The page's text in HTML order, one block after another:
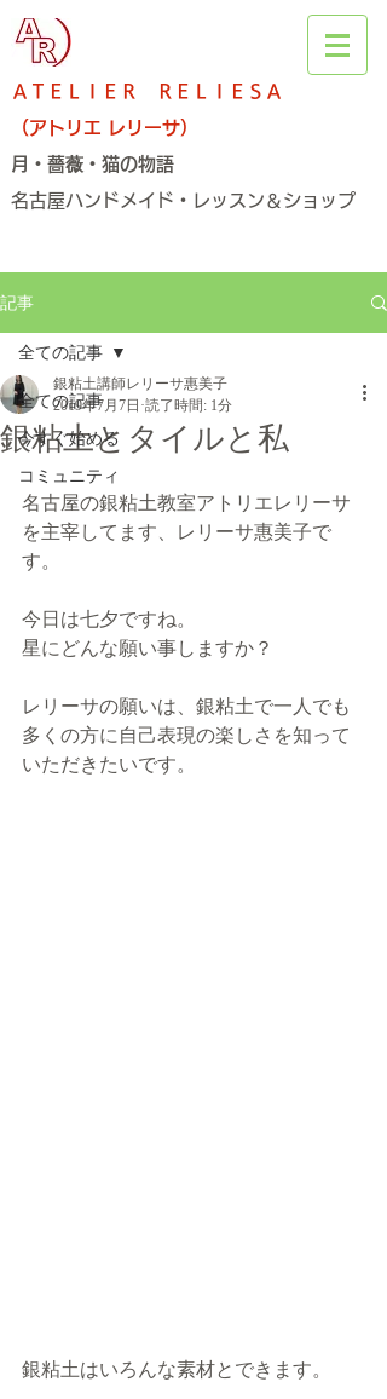
ＡＴＥＬＩＥＲ ＲＥＬＩＥＳＡ
（アトリエ レリーサ）
月・薔薇・猫の物語
名古屋ハンドメイド・レッスン＆ショップ​
記事
全ての記事
今すぐ始める
コミュニティ
全ての記事
銀粘土とタイルと私
銀粘土講師レリーサ惠美子
2019年7月7日 読了時間: 1分
名古屋の銀粘土教室アトリエレリーサ
を主宰してます、レリーサ惠美子で
す。
今日は七夕ですね。
星にどんな願い事しますか？
レリーサの願いは、銀粘土で一人でも
多くの方に自己表現の楽しさを知って
いただきたいです。
銀粘土はいろんな素材とできます。